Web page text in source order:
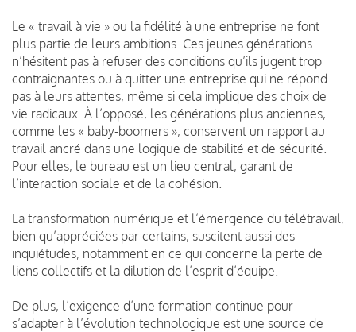
Le « travail à vie » ou la fidélité à une entreprise ne font
plus partie de leurs ambitions. Ces jeunes générations
n’hésitent pas à refuser des conditions qu’ils jugent trop
contraignantes ou à quitter une entreprise qui ne répond
pas à leurs attentes, même si cela implique des choix de
vie radicaux. À l’opposé, les générations plus anciennes,
comme les « baby-boomers », conservent un rapport au
travail ancré dans une logique de stabilité et de sécurité.
Pour elles, le bureau est un lieu central, garant de
l’interaction sociale et de la cohésion.
La transformation numérique et l’émergence du télétravail,
bien qu’appréciées par certains, suscitent aussi des
inquiétudes, notamment en ce qui concerne la perte de
liens collectifs et la dilution de l’esprit d’équipe.
De plus, l’exigence d’une formation continue pour
s’adapter à l’évolution technologique est une source de